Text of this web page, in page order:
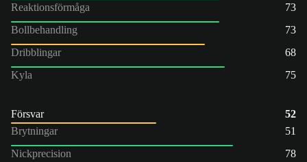
Reaktionsförmåga
73
Bollbehandling
73
Dribblingar
68
Kyla
75
Försvar
52
Brytningar
51
Nickprecision
78